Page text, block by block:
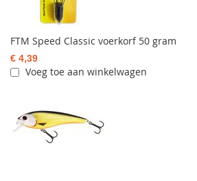
FTM Speed Classic voerkorf 50 gram
€ 4,39
Voeg toe aan winkelwagen